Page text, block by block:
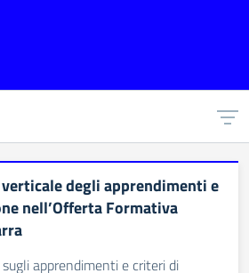
degli apprendimenti e
nell’Offerta Formativa
apprendimenti e criteri di